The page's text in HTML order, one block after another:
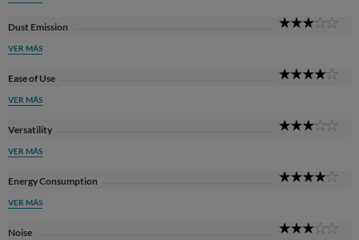
Dust Emission
VER MÁS
Ease of Use
VER MÁS
Versatility
VER MÁS
Energy Consumption
VER MÁS
Noise